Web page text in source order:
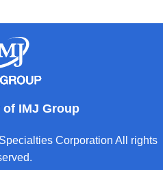
of IMJ Group
Corporation All rights